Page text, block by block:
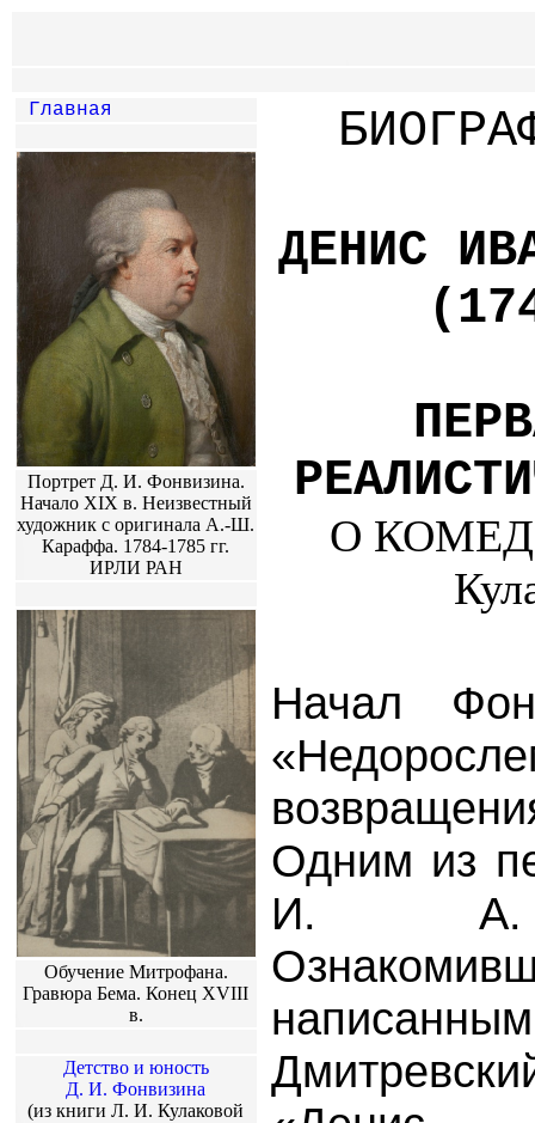
Главная
Портрет Д. И. Фонвизина.
Начало XIX в. Неизвестный
художник с оригинала А.-Ш.
Караффа. 1784-1785 гг.
ИРЛИ РАН
Обучение Митрофана.
Гравюра Бема. Конец XVIII
в.
Детство и юность
Д. И. Фонвизина
(из книги Л. И. Кулаковой
ДЕНИС
О
Начал
Одним из
И. А.